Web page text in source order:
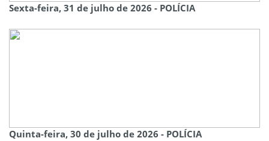
Sexta-feira, 31 de julho de 2026 - POLÍCIA
Quinta-feira, 30 de julho de 2026 - POLÍCIA